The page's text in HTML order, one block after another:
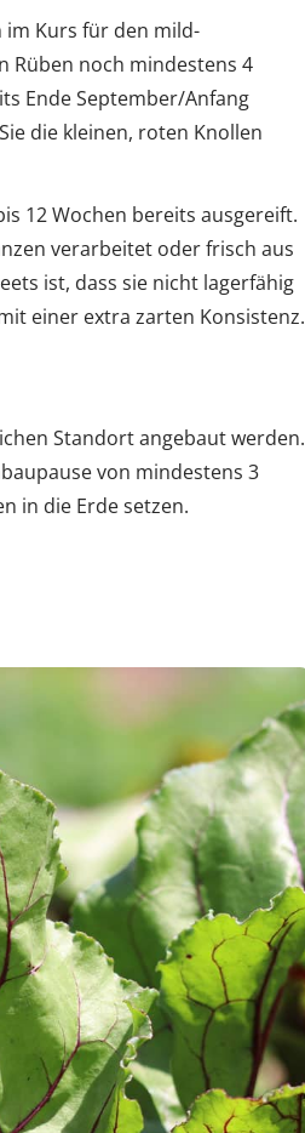
im Kurs für den mild-
Rüben noch mindestens 4
Ende September/Anfang
die kleinen, roten Knollen
12 Wochen bereits ausgereift.
verarbeitet oder frisch aus
ist, dass sie nicht lagerfähig
einer extra zarten Konsistenz.
Standort angebaut werden.
von mindestens 3
in die Erde setzen.